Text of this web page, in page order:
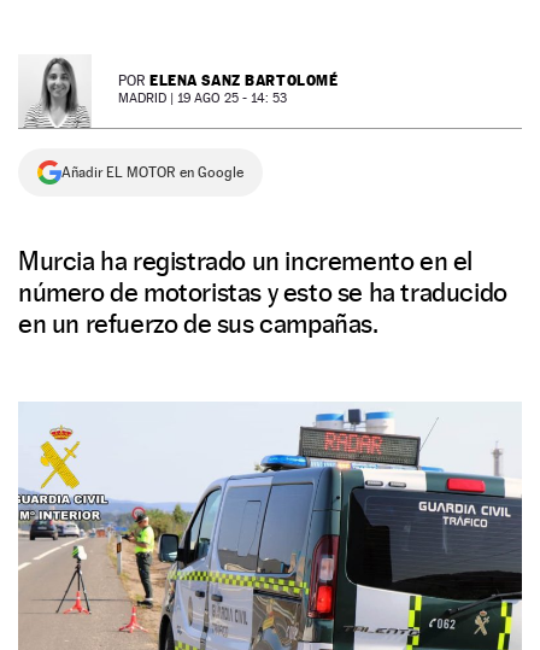
SÍGUENOS
POR ELENA SANZ BARTOLOMÉ
MADRID | 19 AGO 25 - 14: 53
Añadir EL MOTOR en Google
Murcia ha registrado un incremento en el
número de motoristas y esto se ha traducido
en un refuerzo de sus campañas.